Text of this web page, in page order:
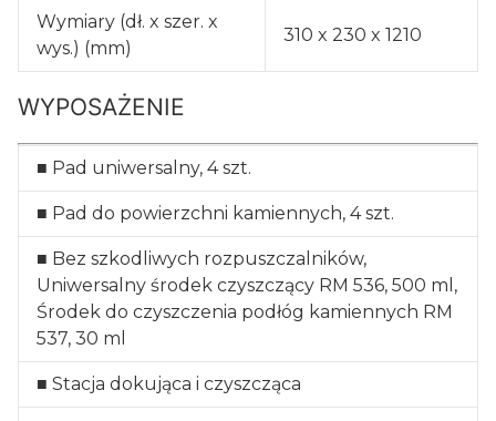
Wymiary (dł. x szer. x
wys.) (mm)
310 x 230 x 1210
WYPOSAŻENIE
■ Pad uniwersalny, 4 szt.
■ Pad do powierzchni kamiennych, 4 szt.
■ Bez szkodliwych rozpuszczalników,
Uniwersalny środek czyszczący RM 536, 500 ml,
Środek do czyszczenia podłóg kamiennych RM
537, 30 ml
■ Stacja dokująca i czyszcząca